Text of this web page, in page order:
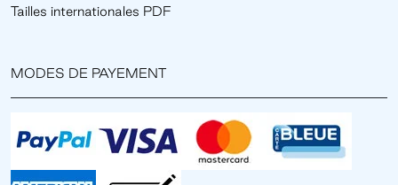
Tailles internationales PDF
MODES DE PAYEMENT